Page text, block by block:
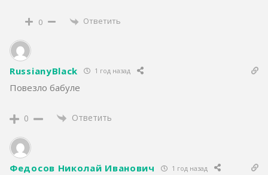
0 Ответить
RussianуBlack 1 год назад
Повезло бабуле
0 Ответить
Федосов Николай Иванович 1 год назад